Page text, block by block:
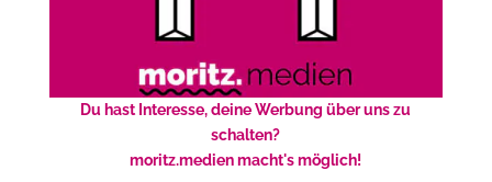
Du hast Interesse, deine Werbung über uns zu
schalten?
moritz.medien macht's möglich!